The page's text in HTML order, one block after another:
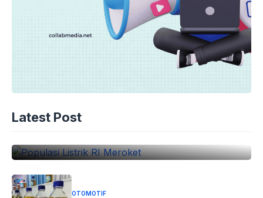
Latest Post
Populasi Listrik RI Meroket
OTOMOTIF